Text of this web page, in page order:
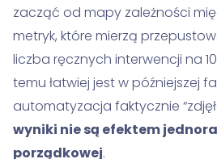
zacząć od mapy zależności
metryk, które mierzą
liczba ręcznych interwencji na
temu łatwiej jest w późniejszej
automatyzacja faktycznie
wyniki nie są efektem
porządkowej.